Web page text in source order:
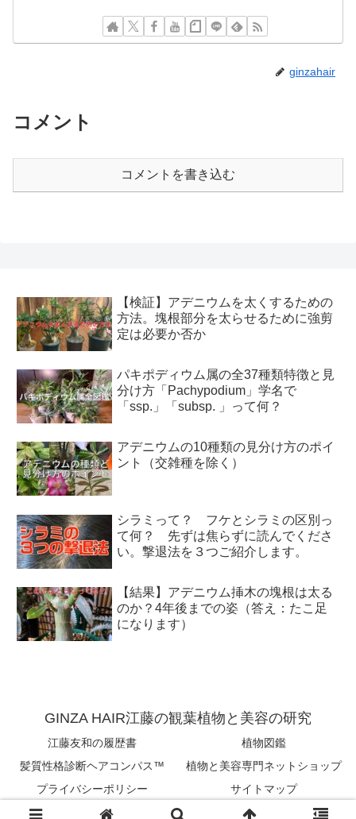
ginzahair
コメント
コメントを書き込む
【検証】アデニウムを太くするための
方法。塊根部分を太らせるために強剪
定は必要か否か
パキポディウム属の全37種類特徴と見
分け方「Pachypodium」学名で
「ssp.」「subsp. 」って何？
アデニウムの10種類の見分け方のポイ
ント（交雑種を除く）
シラミって？ フケとシラミの区別っ
て何？ 先ずは焦らずに読んでくださ
い。撃退法を３つご紹介します。
【結果】アデニウム挿木の塊根は太る
のか？4年後までの姿（答え：たこ足
になります）
GINZA HAIR江藤の観葉植物と美容の研究
江藤友和の履歴書
植物図鑑
髪質性格診断ヘアコンパス™︎
植物と美容専門ネットショップ
プライバシーポリシー
サイトマップ